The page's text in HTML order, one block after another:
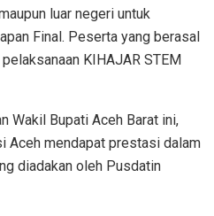
luar negeri untuk
Final. Peserta yang berasal
KIHAJAR STEM
Wakil Bupati Aceh Barat ini,
Aceh mendapat prestasi dalam
diadakan oleh Pusdatin